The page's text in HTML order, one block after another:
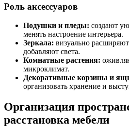
Роль аксессуаров
Подушки и пледы: создают
менять настроение интерьера.
Зеркала: визуально
добавляют света.
Комнатные растения:
микроклимат.
Декоративные корзины и
организовать хранение и
Организация
расстановка мебели